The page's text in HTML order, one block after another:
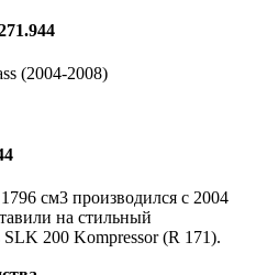
(2004-2008)
см3 производился с 2004
на стильный
200 Kompressor (R 171).